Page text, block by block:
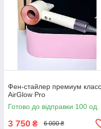
Фен-стайлер премиум
AirGlow Pro
Готово до відправки 100 од.
3 750 ₴ 6 000 ₴